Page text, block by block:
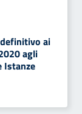
ai
agli
Istanze